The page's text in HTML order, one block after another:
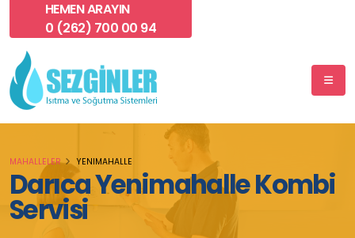
HEMEN ARAYIN
0 (262) 700 00 94
Darıca Yenimahalle Kombi
Servisi
MAHALLELER YENIMAHALLE